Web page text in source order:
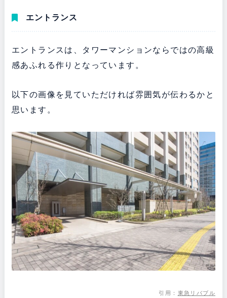
エントランス
エントランスは、タワーマンションならではの高級
感あふれる作りとなっています。
以下の画像を見ていただければ雰囲気が伝わるかと
思います。
引用： 東急リバブル